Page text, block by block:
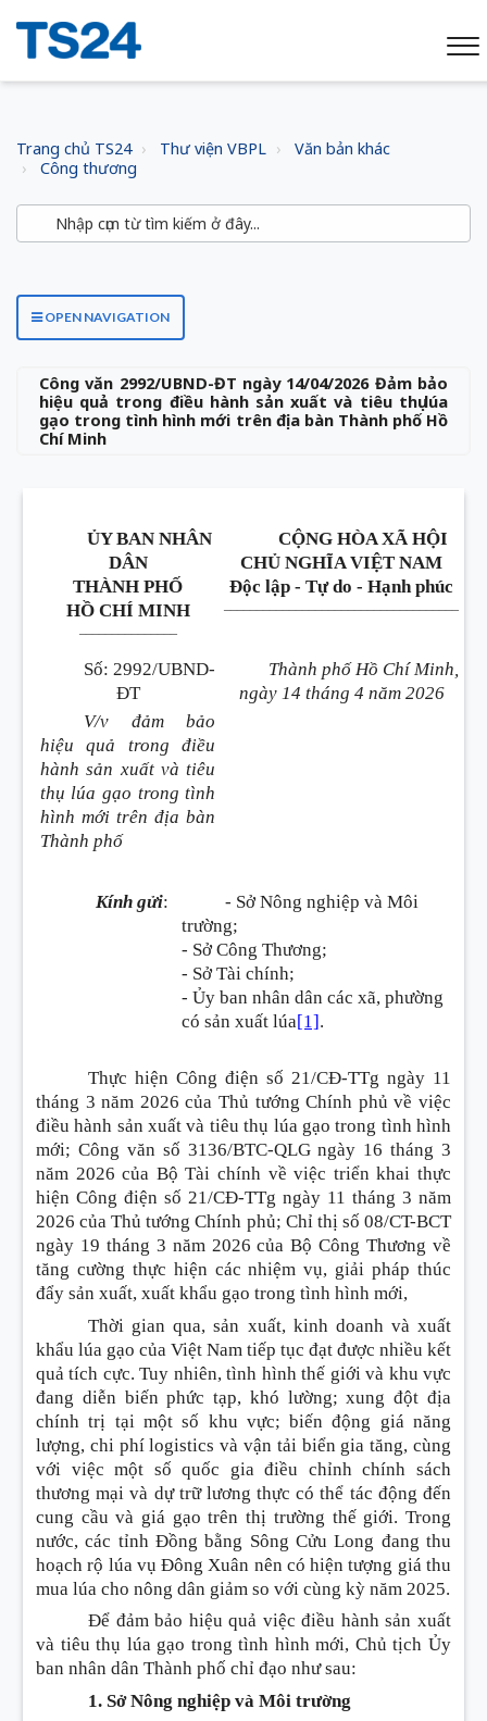
Trang chủ TS24 Thư viện VBPL
Văn bản khác
Công thương
OPEN NAVIGATION
Công văn 2992/UBND-ĐT ngày 14/04/2026 Đảm bảo
hiệu quả trong điều hành sản xuất và tiêu thụ lúa
gạo trong tình hình mới trên địa bàn Thành phố Hồ
Chí Minh
ỦY BAN NHÂN
DÂN
THÀNH PHỐ
HỒ CHÍ MINH
CỘNG HÒA XÃ HỘI
CHỦ NGHĨA VIỆT NAM
Độc lập - Tự do - Hạnh phúc
Số: 2992/UBND-
ĐT
V/v đảm bảo
hiệu quả trong điều
hành sản xuất và tiêu
thụ lúa gạo trong tình
hình mới trên địa bàn
Thành phố
Thành phố Hồ Chí Minh,
ngày 14 tháng 4 năm 2026
Kính gửi:
- Sở Nông nghiệp và Môi
trường;
- Sở Công Thương;
- Sở Tài chính;
- Ủy ban nhân dân các xã, phường
có sản xuất lúa[1].
Thực hiện Công điện số 21/CĐ-TTg ngày 11
tháng 3 năm 2026 của Thủ tướng Chính phủ về việc
điều hành sản xuất và tiêu thụ lúa gạo trong tình hình
mới; Công văn số 3136/BTC-QLG ngày 16 tháng 3
năm 2026 của Bộ Tài chính về việc triển khai thực
hiện Công điện số 21/CĐ-TTg ngày 11 tháng 3 năm
2026 của Thủ tướng Chính phủ; Chỉ thị số 08/CT-BCT
ngày 19 tháng 3 năm 2026 của Bộ Công Thương về
tăng cường thực hiện các nhiệm vụ, giải pháp thúc
đẩy sản xuất, xuất khẩu gạo trong tình hình mới,
Thời gian qua, sản xuất, kinh doanh và xuất
khẩu lúa gạo của Việt Nam tiếp tục đạt được nhiều kết
quả tích cực. Tuy nhiên, tình hình thế giới và khu vực
đang diễn biến phức tạp, khó lường; xung đột địa
chính trị tại một số khu vực; biến động giá năng
lượng, chi phí logistics và vận tải biển gia tăng, cùng
với việc một số quốc gia điều chỉnh chính sách
thương mại và dự trữ lương thực có thể tác động đến
cung cầu và giá gạo trên thị trường thế giới. Trong
nước, các tỉnh Đồng bằng Sông Cửu Long đang thu
hoạch rộ lúa vụ Đông Xuân nên có hiện tượng giá thu
mua lúa cho nông dân giảm so với cùng kỳ năm 2025.
Để đảm bảo hiệu quả việc điều hành sản xuất
và tiêu thụ lúa gạo trong tình hình mới, Chủ tịch Ủy
ban nhân dân Thành phố chỉ đạo như sau:
1. Sở Nông nghiệp và Môi trường